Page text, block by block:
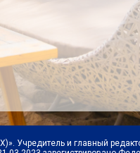
Учредитель и главный